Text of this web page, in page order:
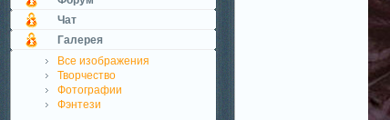
Чат
Галерея
Все изображения
Творчество
Фотографии
Фэнтези